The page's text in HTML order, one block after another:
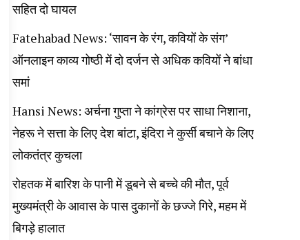
सहित दो घायल
Fatehabad News: ‘सावन के रंग, कवियों के संग’
ऑनलाइन काव्य गोष्ठी में दो दर्जन से अधिक कवियों ने बांधा
समां
Hansi News: अर्चना गुप्ता ने कांग्रेस पर साधा निशाना,
नेहरू ने सत्ता के लिए देश बांटा, इंदिरा ने कुर्सी बचाने के लिए
लोकतंत्र कुचला
रोहतक में बारिश के पानी में डूबने से बच्चे की मौत, पूर्व
मुख्यमंत्री के आवास के पास दुकानों के छज्जे गिरे, महम में
बिगड़े हालात